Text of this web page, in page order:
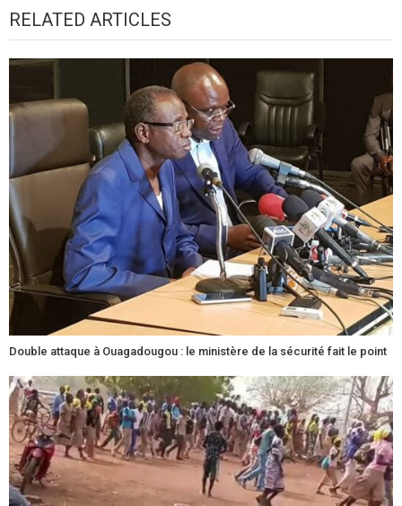
RELATED ARTICLES
Double attaque à Ouagadougou : le ministère de la sécurité fait le point